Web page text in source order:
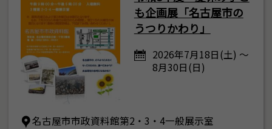
も企画展「名古屋市の
うつりかわり」
2026年7月18日(土) ～
8月30日(日)
名古屋市市政資料館第2・3・4一般展示室